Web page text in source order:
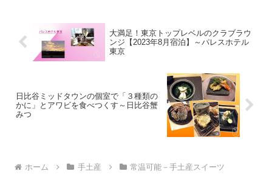
大満足！東京トップレベルのクラブラウ
ンジ【2023年8月宿泊】～パレスホテル
東京
日比谷ミッドタウンの個室で「３種類の
かに」とアワビを食べつくす～日比谷蟹
みつ
ホーム 手土産 常温可能－手土産スイーツ